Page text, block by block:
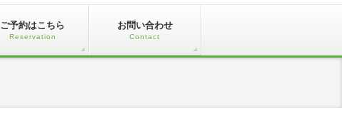
ご予約はこちら
Reservation
お問い合わせ
Contact